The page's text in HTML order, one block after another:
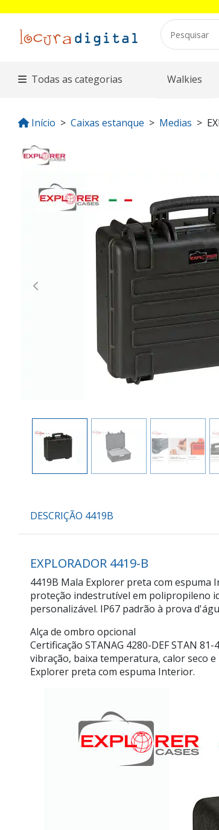
Todas as categorias Walkies
Início Caixas estanque Medias
Previous
DESCRIÇÃO 4419B
EXPLORADOR 4419-B
4419B Mala Explorer preta com espuma
proteção indestrutível em polipropileno
personalizável. IP67 padrão à prova
Alça de ombro opcional
Certificação STANAG 4280-DEF STAN
vibração, baixa temperatura, calor seco e
Explorer preta com espuma Interior.